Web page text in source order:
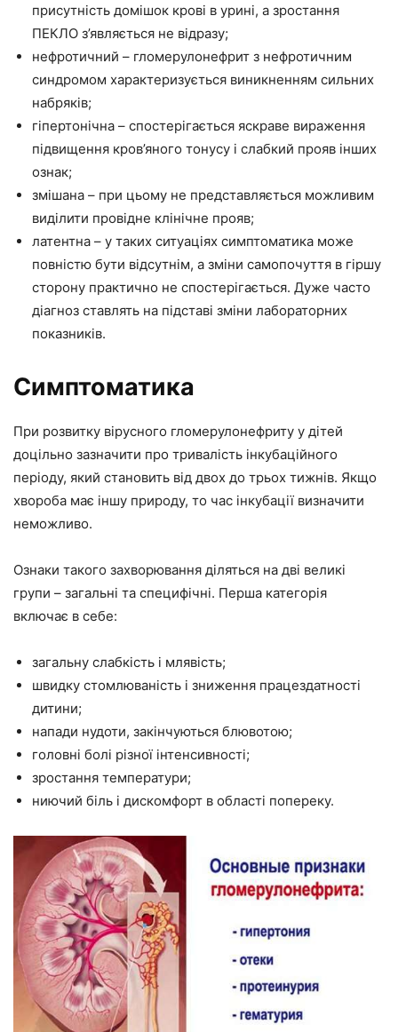
присутність домішок крові в урині, а зростання
ПЕКЛО з’являється не відразу;
нефротичний – гломерулонефрит з нефротичним
синдромом характеризується виникненням сильних
набряків;
гіпертонічна – спостерігається яскраве вираження
підвищення кров’яного тонусу і слабкий прояв інших
ознак;
змішана – при цьому не представляється можливим
виділити провідне клінічне прояв;
латентна – у таких ситуаціях симптоматика може
повністю бути відсутнім, а зміни самопочуття в гіршу
сторону практично не спостерігається. Дуже часто
діагноз ставлять на підставі зміни лабораторних
показників.
Симптоматика
При розвитку вірусного гломерулонефриту у дітей
доцільно зазначити про тривалість інкубаційного
періоду, який становить від двох до трьох тижнів. Якщо
хвороба має іншу природу, то час інкубації визначити
неможливо.
Ознаки такого захворювання діляться на дві великі
групи – загальні та специфічні. Перша категорія
включає в себе:
загальну слабкість і млявість;
швидку стомлюваність і зниження працездатності
дитини;
напади нудоти, закінчуються блювотою;
головні болі різної інтенсивності;
зростання температури;
ниючий біль і дискомфорт в області попереку.